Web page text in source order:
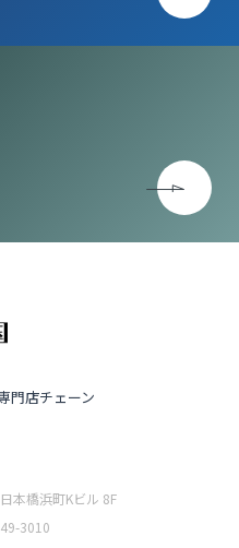
門店チェーン
本橋浜町Kビル 8F
3010